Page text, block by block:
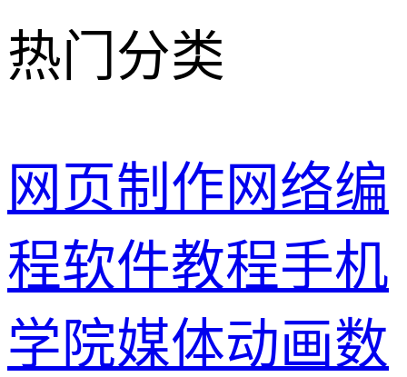
热门分类
网页制作网络编
程软件教程手机
学院媒体动画数